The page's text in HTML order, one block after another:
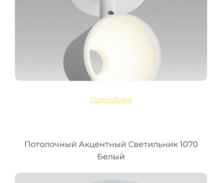
Подробнее
Потолочный Акцентный Светильник 1070
Белый